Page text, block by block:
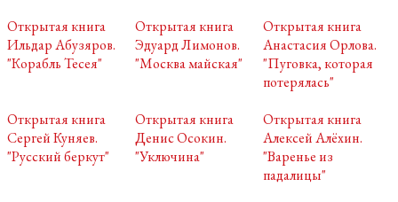
Открытая книга
Ильдар Абузяров.
"Корабль Тесея"
Открытая книга
Эдуард Лимонов.
"Москва майская"
Открытая книга
Анастасия Орлова.
"Пуговка, которая
потерялась"
Открытая книга
Сергей Куняев.
"Русский беркут"
Открытая книга
Денис Осокин.
"Уключина"
Открытая книга
Алексей Алёхин.
"Варенье из
падалицы"